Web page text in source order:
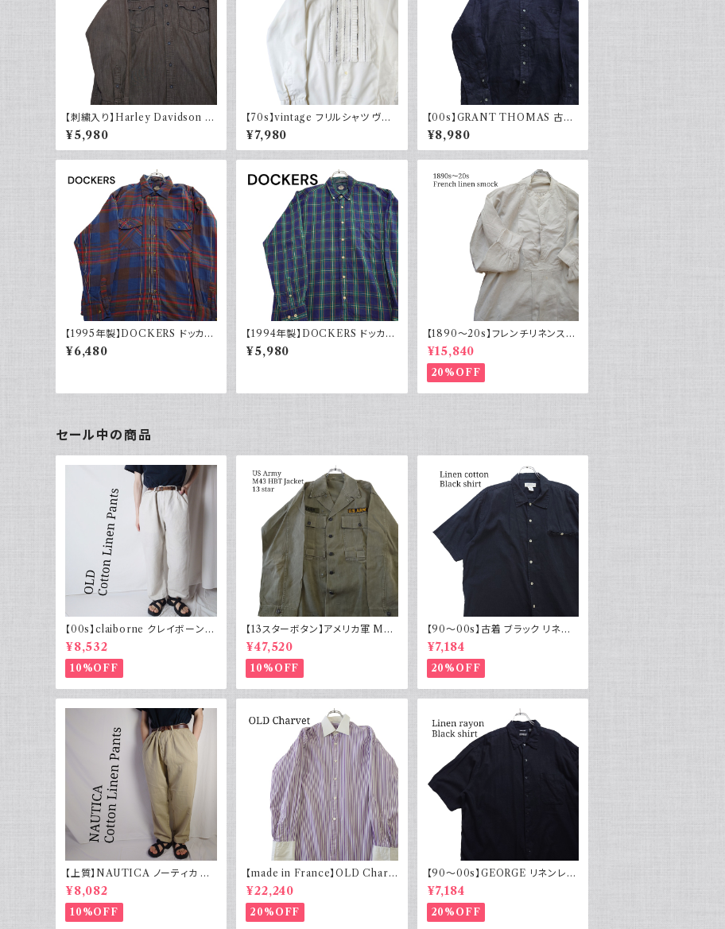
【刺繍入り】Harley Davidson ハ
ーレーダビッドソン 長袖シャツ 古
着 ノーカラー
¥5,980
【70s】vintage フリルシャツ ヴィ
ンテージ古着 長袖シャツ ドレスシ
ャツ 白 ホワイト系 1970年代 レト
ロ
¥7,980
【00s】GRANT THOMAS 古着
長袖リネンシャツ ネイビー アメカ
ジ古着
¥8,980
【1995年製】DOCKERS ドッカー
ズ チェックシャツ ダブルポケット
古着 アメカジ リーバイス 長袖 90
¥6,480
【1994年製】DOCKERS ドッカー
ズ チェックシャツ ボタンダウン 古
着 アメカジ リーバイス 長袖
¥5,980
【1890～20s】フレンチリネンスモ
ック アンティーク ノーカラー イカ
胸
¥15,840
20%OFF
セール中の商品
【00s】claiborne クレイボーン リ
ネンコットンパンツ ツータック
¥8,532
10%OFF
【13スターボタン】アメリカ軍 M43
HBT ジャケット パッチ 軍物 実物
¥47,520
10%OFF
【90～00s】古着 ブラック リネン
コットンシャツ 黒 ボックスシルエッ
ト
¥7,184
20%OFF
【上質】NAUTICA ノーティカ コ
ットンリネンパンツ ツータック
¥8,082
10%OFF
【made in France】OLD Charv
et ストライプ 切り替え 紫
¥22,240
20%OFF
【90～00s】GEORGE リネンレー
ヨンシャツ 黒 ボックスシルエット
XL
¥7,184
20%OFF